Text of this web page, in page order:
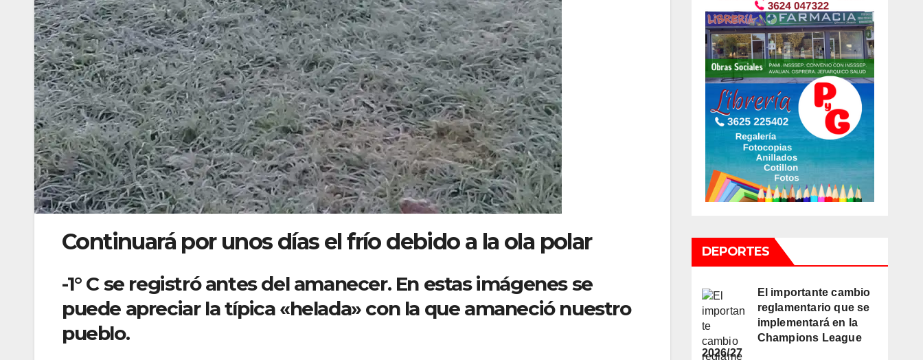
Continuará por unos días el frío debido a la ola polar
-1° C se registró antes del amanecer. En estas imágenes se
puede apreciar la típica «helada» con la que amaneció nuestro
pueblo.
DEPORTES
El importante cambio
reglamentario que se
implementará en la
Champions League
2026/27